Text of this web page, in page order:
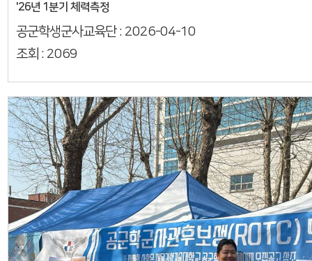
'26년 1분기 체력측정
공군학생군사교육단 : 2026-04-10
조회 : 2069